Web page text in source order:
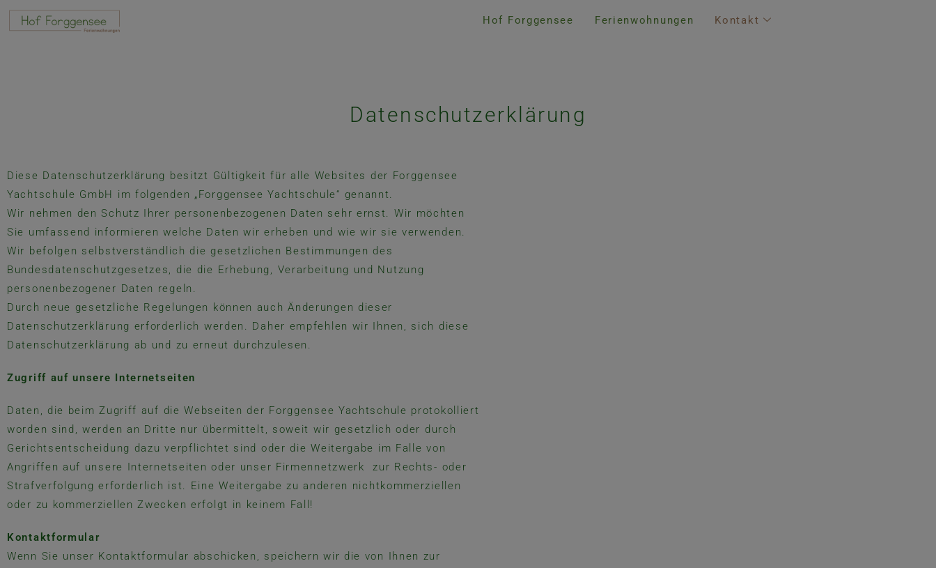
Hof Forggensee Ferienwohnungen Kontakt
Datenschutzerklärung
Diese Datenschutzerklärung besitzt Gültigkeit für alle Websites der Forggensee
Yachtschule GmbH im folgenden „Forggensee Yachtschule“ genannt.
Wir nehmen den Schutz Ihrer personenbezogenen Daten sehr ernst. Wir möchten
Sie umfassend informieren welche Daten wir erheben und wie wir sie verwenden.
Wir befolgen selbstverständlich die gesetzlichen Bestimmungen des
Bundesdatenschutzgesetzes, die die Erhebung, Verarbeitung und Nutzung
personenbezogener Daten regeln.
Durch neue gesetzliche Regelungen können auch Änderungen dieser
Datenschutzerklärung erforderlich werden. Daher empfehlen wir Ihnen, sich diese
Datenschutzerklärung ab und zu erneut durchzulesen.
Zugriff auf unsere Internetseiten
Daten, die beim Zugriff auf die Webseiten der Forggensee Yachtschule protokolliert
worden sind, werden an Dritte nur übermittelt, soweit wir gesetzlich oder durch
Gerichtsentscheidung dazu verpflichtet sind oder die Weitergabe im Falle von
Angriffen auf unsere Internetseiten oder unser Firmennetzwerk zur Rechts- oder
Strafverfolgung erforderlich ist. Eine Weitergabe zu anderen nichtkommerziellen
oder zu kommerziellen Zwecken erfolgt in keinem Fall!
Kontaktformular
Wenn Sie unser Kontaktformular abschicken, speichern wir die von Ihnen zur